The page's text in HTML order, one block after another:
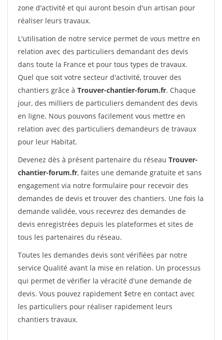
zone d'activité et qui auront besoin d'un artisan pour
réaliser leurs travaux.
L'utilisation de notre service permet de vous mettre en
relation avec des particuliers demandant des devis
dans toute la France et pour tous types de travaux.
Quel que soit votre secteur d'activité, trouver des
chantiers grâce à Trouver-chantier-forum.fr. Chaque
jour, des milliers de particuliers demandent des devis
en ligne. Nous pouvons facilement vous mettre en
relation avec des particuliers demandeurs de travaux
pour leur Habitat.
Devenez dès à présent partenaire du réseau Trouver-
chantier-forum.fr, faites une demande gratuite et sans
engagement via notre formulaire pour recevoir des
demandes de devis et trouver des chantiers. Une fois la
demande validée, vous recevrez des demandes de
devis enregistrées depuis les plateformes et sites de
tous les partenaires du réseau.
Toutes les demandes devis sont vérifiées par notre
service Qualité avant la mise en relation. Un processus
qui permet de vérifier la véracité d'une demande de
devis. Vous pouvez rapidement $etre en contact avec
les particuliers pour réaliser rapidement leurs
chantiers travaux.